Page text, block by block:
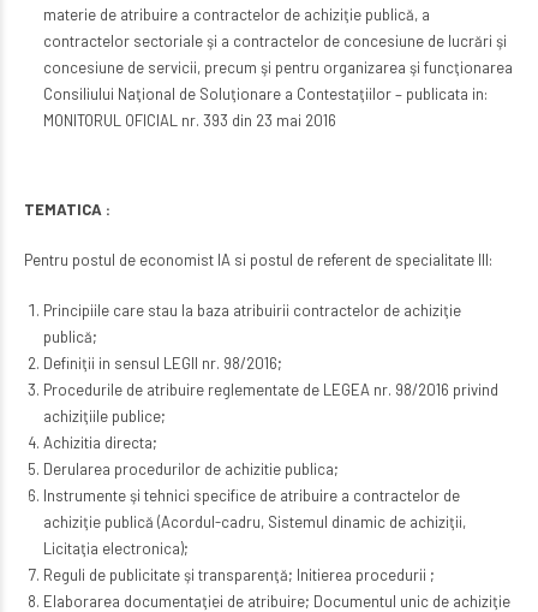
materie de atribuire a contractelor de achiziţie publică, a
contractelor sectoriale şi a contractelor de concesiune de lucrări şi
concesiune de servicii, precum şi pentru organizarea şi funcţionarea
Consiliului Naţional de Soluţionare a Contestaţiilor – publicata in:
MONITORUL OFICIAL nr. 393 din 23 mai 2016
TEMATICA :
Pentru postul de economist IA si postul de referent de specialitate III:
Principiile care stau la baza atribuirii contractelor de achiziţie
publică;
Definiţii in sensul LEGII nr. 98/2016;
Procedurile de atribuire reglementate de LEGEA nr. 98/2016 privind
achiziţiile publice;
Achizitia directa;
Derularea procedurilor de achizitie publica;
Instrumente şi tehnici specifice de atribuire a contractelor de
achiziţie publică (Acordul-cadru, Sistemul dinamic de achiziţii,
Licitaţia electronica);
Reguli de publicitate şi transparenţă; Initierea procedurii ;
Elaborarea documentaţiei de atribuire; Documentul unic de achiziţie